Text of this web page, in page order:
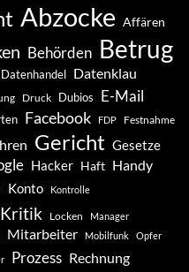
Abzocke Affären
Behörden Betrug
Datenhandel Datenklau
Druck Dubios E-Mail
Facebook FDP Festnahme
Gericht Gesetze
Hacker Haft Handy
Konto Kontrolle
Kritik Locken Manager
Mitarbeiter Mobilfunk Opfer
Prozess Rechnung